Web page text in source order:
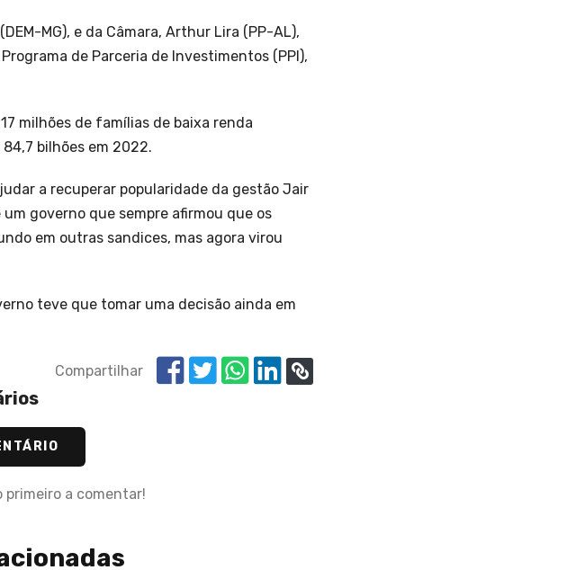
MG), e da Câmara, Arthur Lira (PP-AL),
de Parceria de Investimentos (PPI),
milhões de famílias de baixa renda
bilhões em 2022.
a recuperar popularidade da gestão Jair
governo que sempre afirmou que os
em outras sandices, mas agora virou
teve que tomar uma decisão ainda em
Compartilhar
primeiro a comentar!